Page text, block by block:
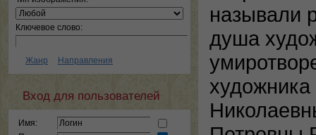
Ключевое слово:
Жанр Направления
Вход для пользователей
Имя:
называли
душа